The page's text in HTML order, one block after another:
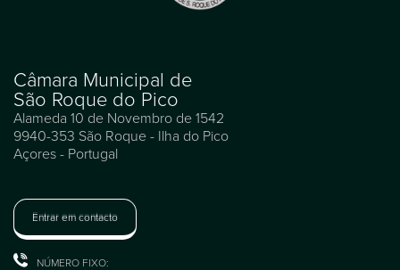
Câmara Municipal de
São Roque do Pico
Alameda 10 de Novembro de 1542
9940-353 São Roque - Ilha do Pico
Açores - Portugal
Entrar em contacto
NÚMERO FIXO: